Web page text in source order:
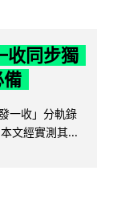
收同步獨
一收」分軌錄
文經實測其...